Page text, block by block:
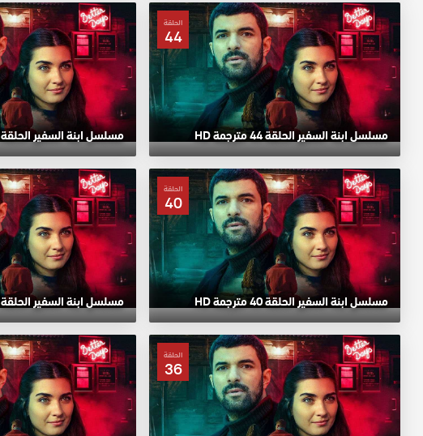
الحلقة
44
مسلسل ابنة السفير الحلقة 44 مترجمة HD مسلسل ابنة السفير الحلقة 43 مترجمة HD
الحلقة
40
مسلسل ابنة السفير الحلقة 40 مترجمة HD مسلسل ابنة السفير الحلقة 39 مترجمة HD
الحلقة
36